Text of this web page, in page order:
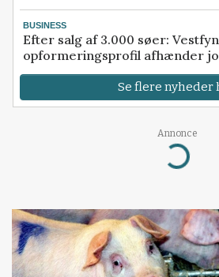
BUSINESS
Efter salg af 3.000 søer:
opformeringsprofil afhænder
Se flere nyheder
Annonce
Loading...